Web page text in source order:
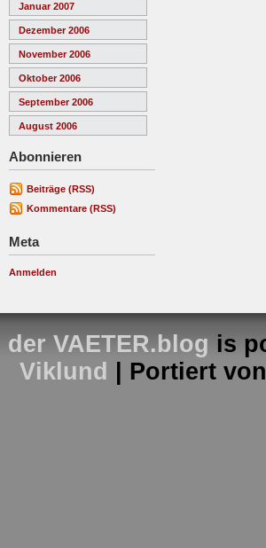
Januar 2007
Dezember 2006
November 2006
Oktober 2006
September 2006
August 2006
Abonnieren
Beiträge (RSS)
Kommentare (RSS)
Meta
Anmelden
der VAETER.blog is
Viklund
| Portiert von